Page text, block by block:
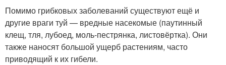
Помимо грибковых заболеваний существуют ещё и
другие враги туй — вредные насекомые (паутинный
клещ, тля, лубоед, моль-пестрянка, листовёртка). Они
также наносят большой ущерб растениям, часто
приводящий к их гибели.